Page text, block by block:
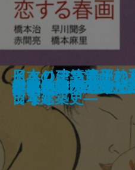
白洲正子のきもの
五重塔入門
京都洋館ウォッチ
フェルメール巡礼
イタリア古寺巡
アッシジ
仏教入門 親鸞の「
仏教入門 法然の
直島 瀬戸内アー
宮澤賢治―雨ニモ
り―
ヴァチカン物語
浮世絵入門 恋する
日本の建築遺産
日本建築史―
ド・ローラ節子の
てなし
食べる旅 韓国む
林芙美子 女のひと
「戦争」が生んだ
三島由紀夫の愛し
イタリア古寺巡
ツィア
ジャパニーズウイ
作家と猫のものが